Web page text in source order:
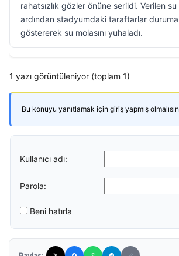
rahatsızlık gözler önüne serildi. Verilen su
ardından stadyumdaki taraftarlar
göstererek su molasını yuhaladı.
1 yazı görüntüleniyor (toplam 1)
Bu konuyu yanıtlamak için giriş yapmış
Kullanıcı adı:
Parola:
Beni hatırla